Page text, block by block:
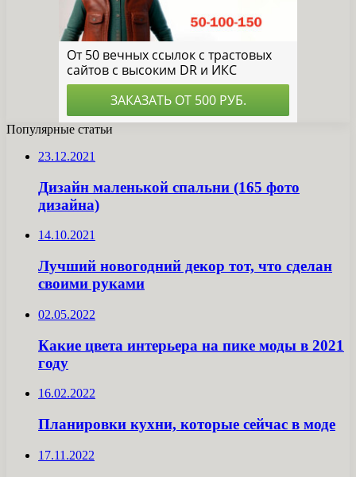
Популярные статьи
23.12.2021
Дизайн маленькой спальни (165 фото
дизайна)
14.10.2021
Лучший новогодний декор тот, что сделан
своими руками
02.05.2022
Какие цвета интерьера на пике моды в 2021
году
16.02.2022
Планировки кухни, которые сейчас в моде
17.11.2022